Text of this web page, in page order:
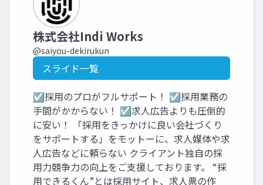
株式会社Indi Works
@saiyou-dekirukun
スライド一覧
☑採用のプロがフルサポート！ ☑採用業務の
手間がかからない！ ☑求人広告よりも圧倒的
に安い！ 「採用をきっかけに良い会社づくり
をサポートする」をモットーに、求人媒体や求
人広告などに頼らない クライアント独自の採
用力競争力の向上をご支援しております。 “採
用できるくん”とは採用サイト、求人票の作